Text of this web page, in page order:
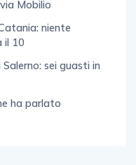
niente
il 10
sei guasti in
ha parlato